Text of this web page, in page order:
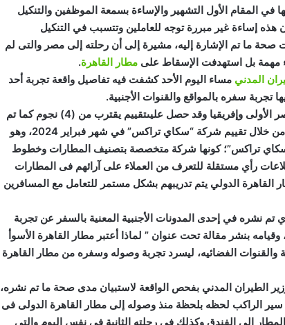
في المقام الأول التشهير والإساءة بسمعة الموظفين والتنكيل
هذه إساءة غير مبررة توجه للعاملين وتتسبب في التنكيل
ما تم الإشارة إليه، مشيرة إلى أن رحلته إلى مصر والتى لم
مطار القاهرة.
المدني مساء اليوم الأحد كشفت فيه تفاصيل واقعة تجربة أحد
تجربة سفره بالمواقع والقنوات الأجنبية.
وأكدت الوزارة أن مطار القاهرة الدولي هو بوابة مصر الأولى وإفريقيا وقد حصل عليىتقييم يقترب من (4) نجوم كما تم
تصنيفه ضمن أفضل 10 مطارات في إفريقيا، وذلك من خلال تقييم شركة “سكاي تراكس” في شهر فبراير 2024، وهو
تراكس”؛ كونها شركة متخصصة بتصنيف المطارات وخطوط
رأي مستقلة للتعرف من العملاء على آرائهم فى المطارات
الدولي يتم تدريبهم بشكل مستمر للتعامل مع المسافرين
تم نشره في إحدى المدونات الأجنبية المعنية بالسفر عن تجربة
بنشر مقالة تحت عنوان ” لماذا أعتبر مطار القاهرة الأسوأ
والقنوات الفضائيه، ليسرد تجربة وصوله وسفره من مطار القاهرة
وزير الطيران المدني بفحص الواقعة لاستبيان مدى صحة ما تم نشره،
الراكب لحظه بلحظة منذ وصوله إلى مطار القاهرة الدولى فى
الى الفندق وكذلك فى رحلته الثانية فى نفس اليوم والتى